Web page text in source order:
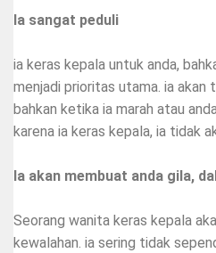
Ia sangat peduli
ia keras kepala untuk anda,
menjadi prioritas utama. ia akan
bahkan ketika ia marah atau
karena ia keras kepala, ia tidak
Ia akan membuat anda gila,
Seorang wanita keras kepala
kewalahan. ia sering tidak